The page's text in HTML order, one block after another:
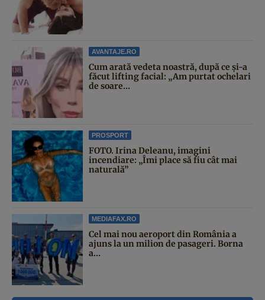
AVANTAJE.RO
Cum arată vedeta noastră, după ce și-a
făcut lifting facial: „Am purtat ochelari
de soare...
PROSPORT
FOTO. Irina Deleanu, imagini
incendiare: „Îmi place să fiu cât mai
naturală”
MEDIAFAX.RO
Cel mai nou aeroport din România a
ajuns la un milion de pasageri. Borna
a...